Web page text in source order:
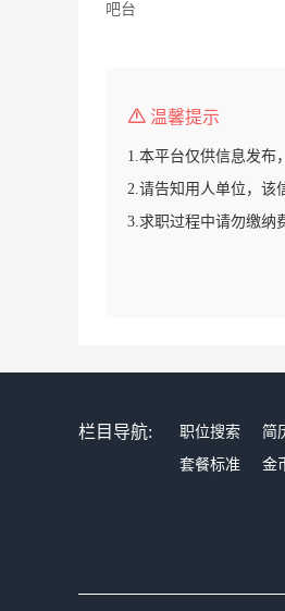
吧台
温馨提示
1.本平台仅供信息发布
2.请告知用人单位，该
3.求职过程中请勿缴纳
栏目导航: 职位搜索 简
套餐标准
金